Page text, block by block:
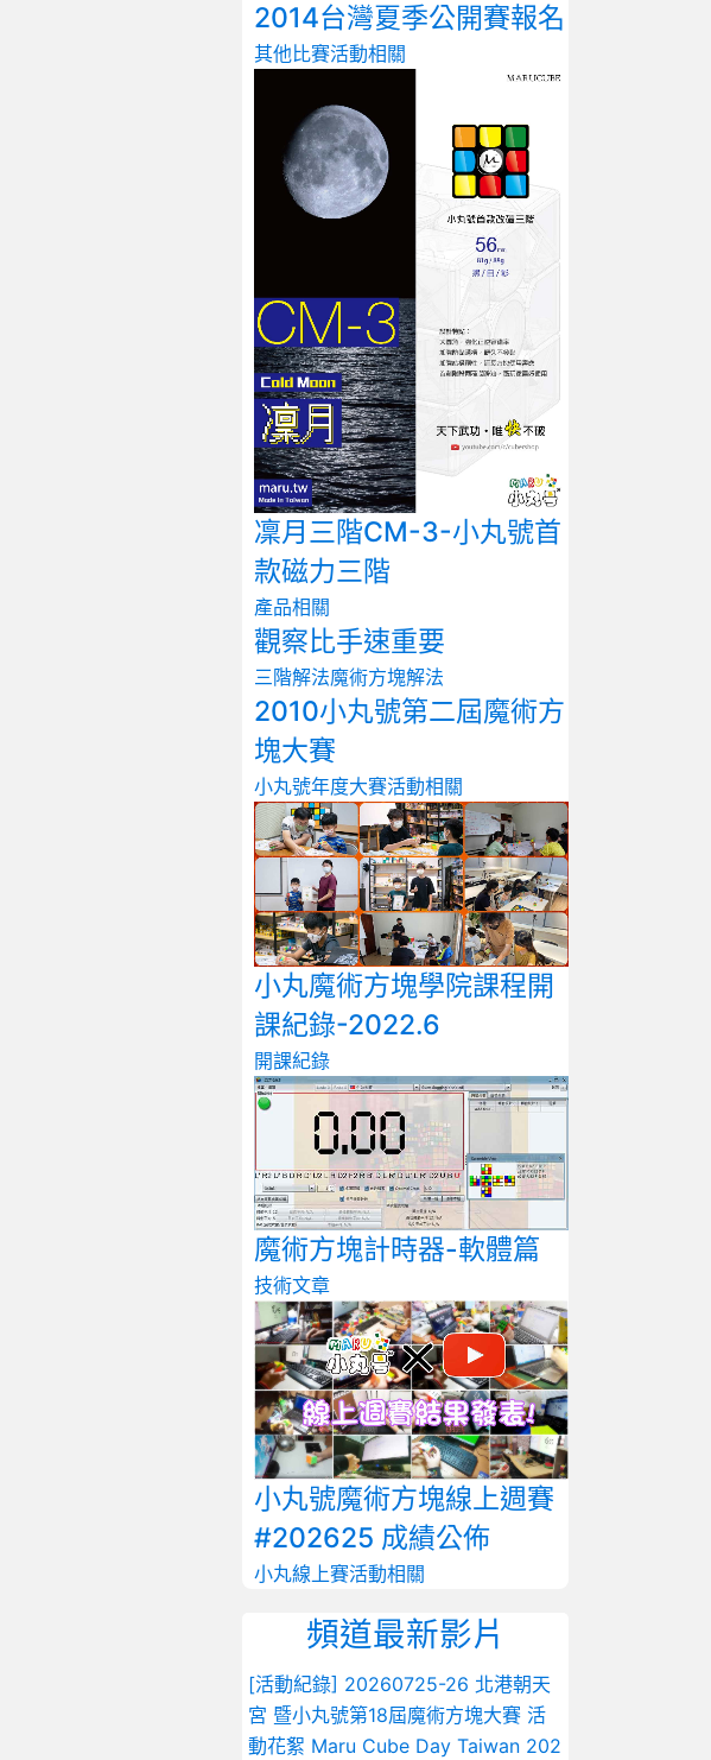
2014台灣夏季公開賽報名
其他比賽活動相關
凜月三階CM-3-小丸號首
款磁力三階
產品相關
觀察比手速重要
三階解法魔術方塊解法
2010小丸號第二屆魔術方
塊大賽
小丸號年度大賽活動相關
小丸魔術方塊學院課程開
課紀錄-2022.6
開課紀錄
魔術方塊計時器-軟體篇
技術文章
小丸號魔術方塊線上週賽
#202625 成績公佈
小丸線上賽活動相關
頻道最新影片
[活動紀錄] 20260725-26 北港朝天
宮 暨小丸號第18屆魔術方塊大賽 活
動花絮 Maru Cube Day Taiwan 202